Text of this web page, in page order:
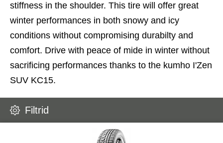
stiffness in the shoulder. This tire will offer great
winter performances in both snowy and icy
conditions without compromising durabilty and
comfort. Drive with peace of mide in winter without
sacrificing performances thanks to the kumho I'Zen
SUV KC15.
Filtrid